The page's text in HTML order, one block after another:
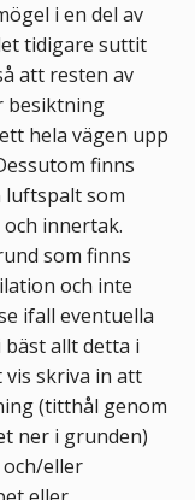
i en del av
tidigare suttit
att resten av
besiktning
hela vägen upp
finns
som
innertak.
som finns
och inte
ifall eventuella
allt detta i
skriva in att
(titthål genom
ner i grunden)
eller